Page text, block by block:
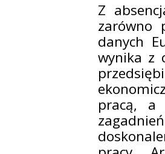
Z
zarówno
danych
wynika z
pracą,